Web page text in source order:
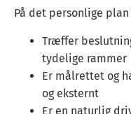
På det personlige
Træffer
tydelige rammer
Er målrettet og
og eksternt
Er en naturlig